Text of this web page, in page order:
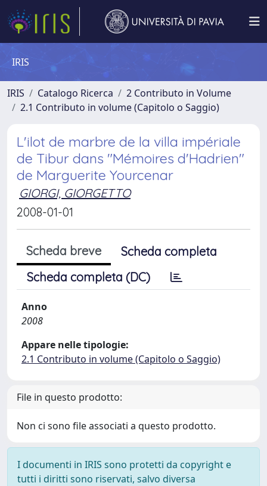
IRIS
IRIS Catalogo Ricerca
2 Contributo in Volume
2.1 Contributo in volume (Capitolo o Saggio)
L'ilot de marbre de la villa impériale
de Tibur dans "Mémoires d'Hadrien"
de Marguerite Yourcenar
GIORGI, GIORGETTO
2008-01-01
Scheda breve
Scheda completa
Scheda completa (DC)
Anno
2008
Appare nelle tipologie:
2.1 Contributo in volume (Capitolo o Saggio)
File in questo prodotto:
Non ci sono file associati a questo prodotto.
I documenti in IRIS sono protetti da copyright e
tutti i diritti sono riservati, salvo diversa